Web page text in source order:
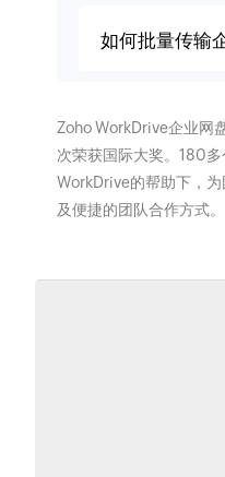
如何批量传输
Zoho WorkDrive企业网
次荣获国际大奖。180
WorkDrive的帮助下，
及便捷的团队合作方式。